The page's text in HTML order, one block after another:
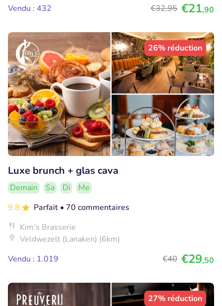
Vendu : 432
€32,95 €21,90
26% réduction
Luxe brunch + glas cava
Demain Sa Di
Me
9.8
Parfait • 70 commentaires
Kim's Brasserie
Veldwezelt (Lanaken) (6km)
Vendu : 1.019
€40 €29,50
27% réduction